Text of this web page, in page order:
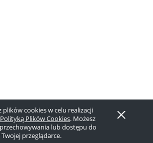
plików cookies w celu realizacji
Polityką Plików Cookies. Możesz
lub dostępu do
przeglądarce.